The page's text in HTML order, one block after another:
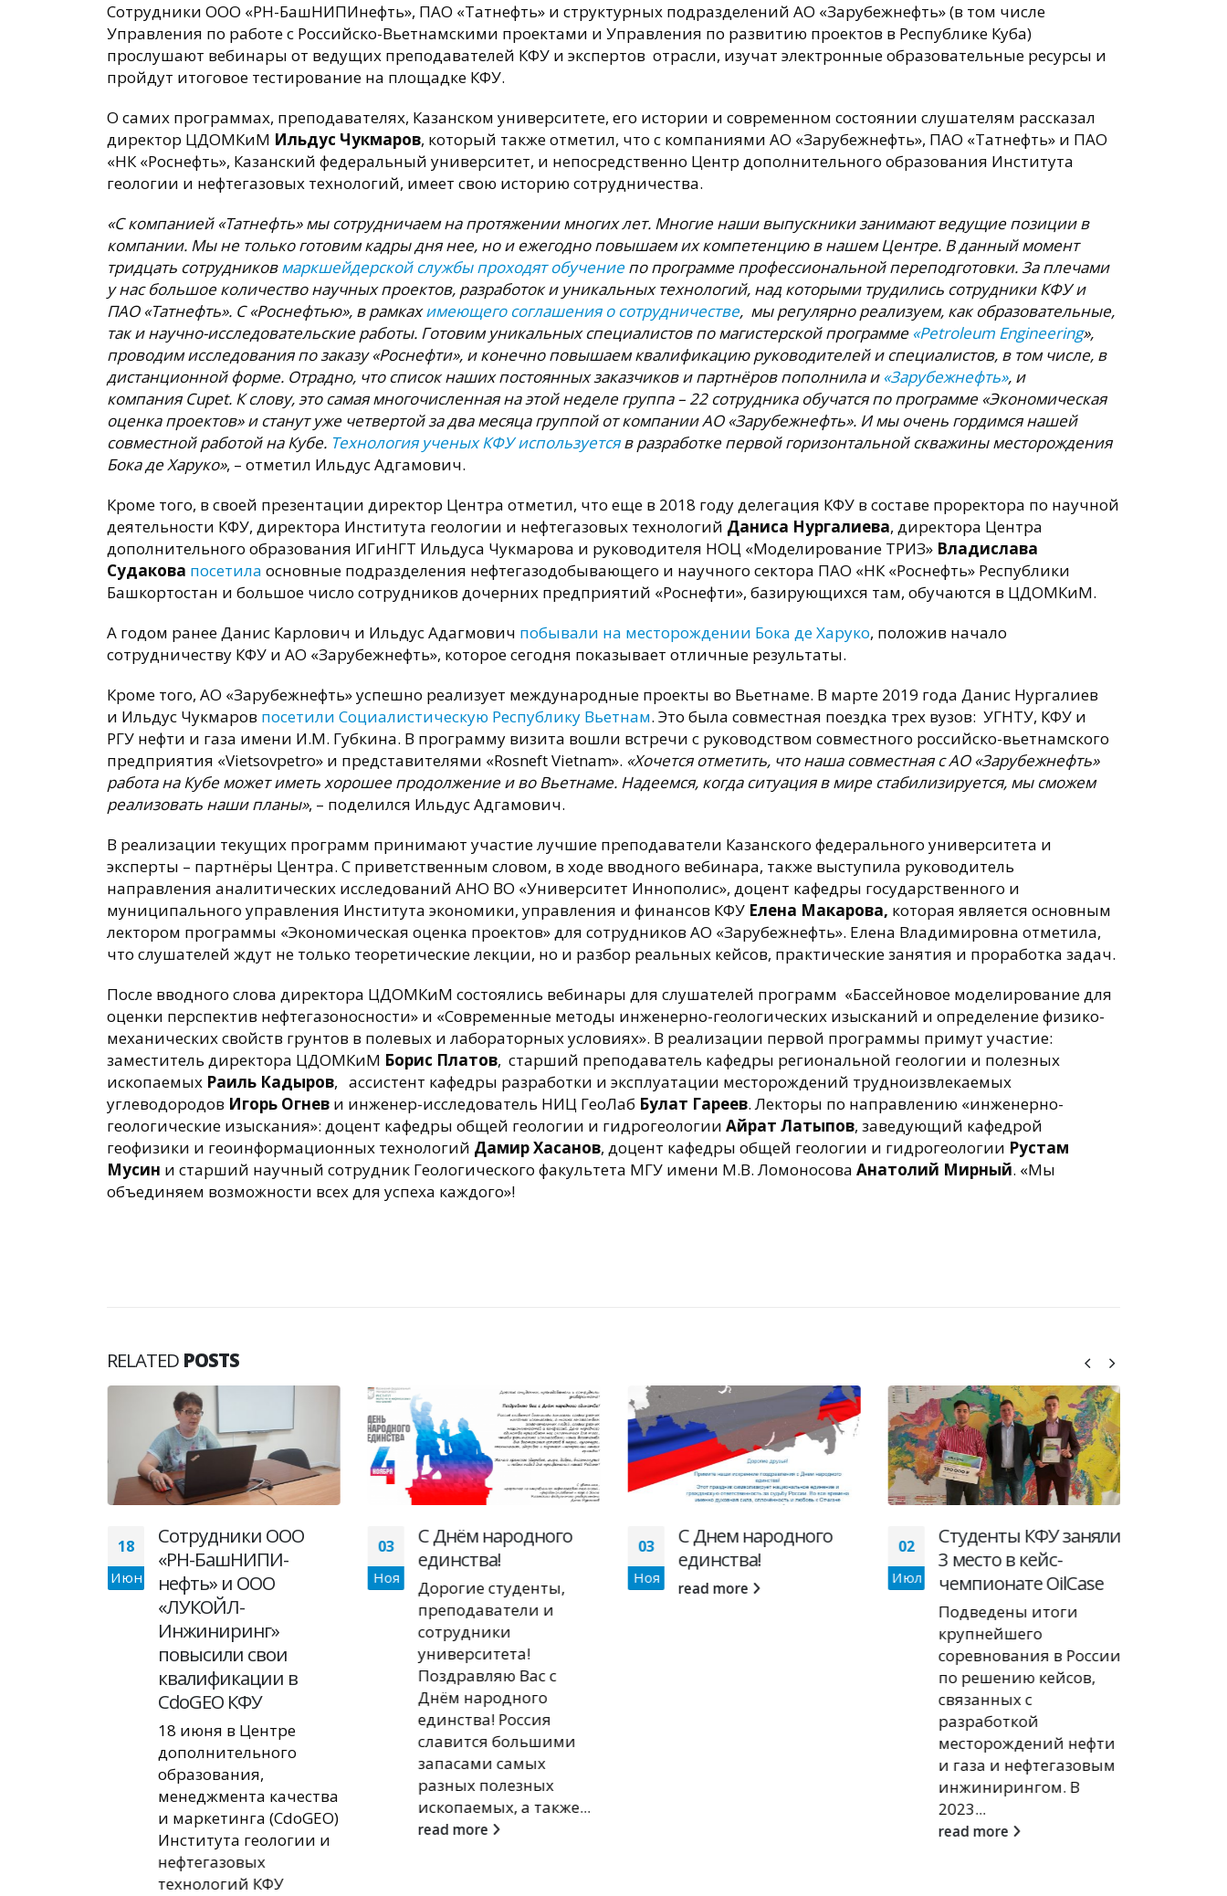
Сотрудники ООО «РН-БашНИПИнефть», ПАО «Татнефть» и структурных подразделений АО «Зарубежнефть» (в том числе
Управления по работе с Российско-Вьетнамскими проектами и Управления по развитию проектов в Республике Куба)
прослушают вебинары от ведущих преподавателей КФУ и экспертов отрасли, изучат электронные образовательные ресурсы и
пройдут итоговое тестирование на площадке КФУ.
О самих программах, преподавателях, Казанском университете, его истории и современном состоянии слушателям рассказал
директор ЦДОМКиМ Ильдус Чукмаров, который также отметил, что с компаниями АО «Зарубежнефть», ПАО «Татнефть» и ПАО
«НК «Роснефть», Казанский федеральный университет, и непосредственно Центр дополнительного образования Института
геологии и нефтегазовых технологий, имеет свою историю сотрудничества.
«С компанией «Татнефть» мы сотрудничаем на протяжении многих лет. Многие наши выпускники занимают ведущие позиции в
компании. Мы не только готовим кадры дня нее, но и ежегодно повышаем их компетенцию в нашем Центре. В данный момент
тридцать сотрудниковмаркшейдерской службы проходят обучениепо программе профессиональной переподготовки. За плечами
у нас большое количество научных проектов, разработок и уникальных технологий, над которыми трудились сотрудники КФУ и
ПАО «Татнефть». С «Роснефтью», в рамкахимеющего соглашения о сотрудничестве, мы регулярно реализуем, как образовательные,
так и научно-исследовательские работы. Готовим уникальных специалистов по магистерской программе«Petroleum Engineering»,
проводим исследования по заказу «Роснефти», и конечно повышаем квалификацию руководителей и специалистов, в том числе, в
дистанционной форме. Отрадно, что список наших постоянных заказчиков и партнёров пополнила и«Зарубежнефть», и
компания Cupet. К слову, это самая многочисленная на этой неделе группа – 22 сотрудника обучатся по программе «Экономическая
оценка проектов» и станут уже четвертой за два месяца группой от компании АО «Зарубежнефть». И мы очень гордимся нашей
совместной работой на Кубе. Технология ученых КФУ используетсяв разработке первой горизонтальной скважины месторождения
Бока де Харуко», – отметил Ильдус Адгамович.
Кроме того, в своей презентации директор Центра отметил, что еще в 2018 году делегация КФУ в составе проректора по научной
деятельности КФУ, директора Института геологии и нефтегазовых технологий Даниса Нургалиева, директора Центра
дополнительного образования ИГиНГТ Ильдуса Чукмарова и руководителя НОЦ «Моделирование ТРИЗ» Владислава
Судакова посетила основные подразделения нефтегазодобывающего и научного сектора ПАО «НК «Роснефть» Республики
Башкортостан и большое число сотрудников дочерних предприятий «Роснефти», базирующихся там, обучаются в ЦДОМКиМ.
А годом ранее Данис Карлович и Ильдус Адагмович побывали на месторождении Бока де Харуко, положив начало
сотрудничеству КФУ и АО «Зарубежнефть», которое сегодня показывает отличные результаты.
Кроме того, АО «Зарубежнефть» успешно реализует международные проекты во Вьетнаме. В марте 2019 года Данис Нургалиев
и Ильдус Чукмаров посетили Социалистическую Республику Вьетнам. Это была совместная поездка трех вузов: УГНТУ, КФУ и
РГУ нефти и газа имени И.М. Губкина. В программу визита вошли встречи с руководством совместного российско-вьетнамского
предприятия «Vietsovpetro» и представителями «Rosneft Vietnam». «Хочется отметить, что наша совместная с АО «Зарубежнефть»
работа на Кубе может иметь хорошее продолжение и во Вьетнаме. Надеемся, когда ситуация в мире стабилизируется, мы сможем
реализовать наши планы», – поделился Ильдус Адгамович.
В реализации текущих программ принимают участие лучшие преподаватели Казанского федерального университета и
эксперты – партнёры Центра. С приветственным словом, в ходе вводного вебинара, также выступила руководитель
направления аналитических исследований АНО ВО «Университет Иннополис», доцент кафедры государственного и
муниципального управления Института экономики, управления и финансов КФУ Елена Макарова, которая является основным
лектором программы «Экономическая оценка проектов» для сотрудников АО «Зарубежнефть». Елена Владимировна отметила,
что слушателей ждут не только теоретические лекции, но и разбор реальных кейсов, практические занятия и проработка задач.
После вводного слова директора ЦДОМКиМ состоялись вебинары для слушателей программ «Бассейновое моделирование для
оценки перспектив нефтегазоносности» и «Современные методы инженерно-геологических изысканий и определение физико-
механических свойств грунтов в полевых и лабораторных условиях». В реализации первой программы примут участие:
заместитель директора ЦДОМКиМ Борис Платов, старший преподаватель кафедры региональной геологии и полезных
ископаемых Раиль Кадыров, ассистент кафедры разработки и эксплуатации месторождений трудноизвлекаемых
углеводородов Игорь Огнев и инженер-исследователь НИЦ ГеоЛаб Булат Гареев. Лекторы по направлению «инженерно-
геологические изыскания»: доцент кафедры общей геологии и гидрогеологии Айрат Латыпов, заведующий кафедрой
геофизики и геоинформационных технологий Дамир Хасанов, доцент кафедры общей геологии и гидрогеологии Рустам
Мусин и старший научный сотрудник Геологического факультета МГУ имени М.В. Ломоносова Анатолий Мирный. «Мы
объединяем возможности всех для успеха каждого»!
RELATED POSTS
18
Июн
Сотрудники ООО
«РН-БашНИПИ-
нефть» и ООО
«ЛУКОЙЛ-
Инжиниринг»
повысили свои
квалификации в
CdoGEO КФУ
18 июня в Центре
дополнительного
образования,
менеджмента качества
и маркетинга (CdoGEO)
Института геологии и
нефтегазовых
технологий КФУ
03
Ноя
С Днём народного
единства!
Дорогие студенты,
преподаватели и
сотрудники
университета!
Поздравляю Вас с
Днём народного
единства! Россия
славится большими
запасами самых
разных полезных
ископаемых, а также...
read more
03
Ноя
С Днем народного
единства!
read more
02
Июл
Студенты КФУ заняли
3 место в кейс-
чемпионате OilCase
Подведены итоги
крупнейшего
соревнования в России
по решению кейсов,
связанных с
разработкой
месторождений нефти
и газа и нефтегазовым
инжинирингом. В
2023...
read more